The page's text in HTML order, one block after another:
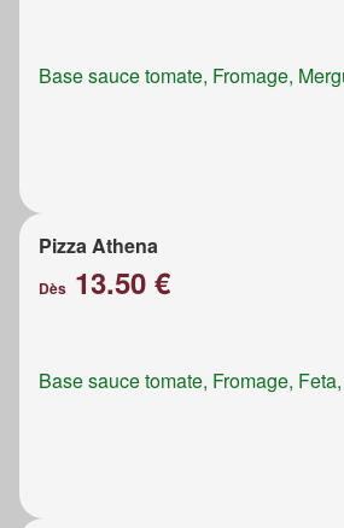
Base sauce tomate, Fromage,
Pizza Athena
Dès 13.50 €
Base sauce tomate, Fromage,